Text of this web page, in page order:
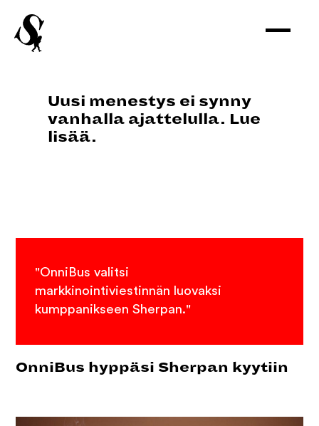
Uusi menestys ei synny
vanhalla ajattelulla. Lue
lisää.
"OnniBus valitsi
markkinointiviestinnän luovaksi
kumppanikseen Sherpan."
OnniBus hyppäsi Sherpan kyytiin